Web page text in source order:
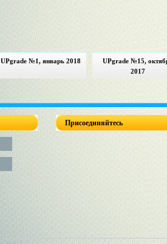
UPgrade №1, январь 2018
UPgrade №15,
2017
Присоединяйтесь